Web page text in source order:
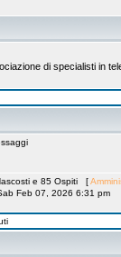
di specialisti in
e 85 Ospiti [
Feb 07, 2026 6:31 pm